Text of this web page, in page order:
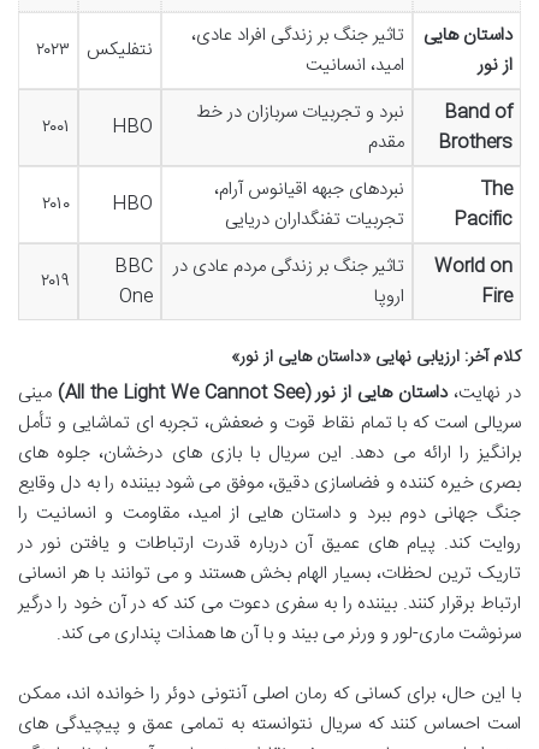
داستان هایی
از نور
تاثیر جنگ بر زندگی افراد عادی،
امید، انسانیت
نتفلیکس ۲۰۲۳
Band of
Brothers
نبرد و تجربیات سربازان در خط
مقدم
HBO ۲۰۰۱
The
Pacific
نبردهای جبهه اقیانوس آرام،
تجربیات تفنگداران دریایی
HBO ۲۰۱۰
World on
Fire
تاثیر جنگ بر زندگی مردم عادی در
اروپا
BBC
One
۲۰۱۹
کلام آخر: ارزیابی نهایی «داستان هایی از نور»
در نهایت،داستان هایی از نور (All the Light We Cannot See)
مینی
سریالی است که با تمام نقاط قوت و ضعفش، تجربه ای تماشایی و تأمل
برانگیز را ارائه می دهد. این سریال با بازی های درخشان، جلوه های
بصری خیره کننده و فضاسازی دقیق، موفق می شود بیننده را به دل وقایع
جنگ جهانی دوم ببرد و داستان هایی از امید، مقاومت و انسانیت را
روایت کند. پیام های عمیق آن درباره قدرت ارتباطات و یافتن نور در
تاریک ترین لحظات، بسیار الهام بخش هستند و می توانند با هر انسانی
ارتباط برقرار کنند. بیننده را به سفری دعوت می کند که در آن خود را درگیر
سرنوشت ماری-لور و ورنر می بیند و با آن ها همذات پنداری می کند.
با این حال، برای کسانی که رمان اصلی آنتونی دوئر را خوانده اند، ممکن
است احساس کنند که سریال نتوانسته به تمامی عمق و پیچیدگی های